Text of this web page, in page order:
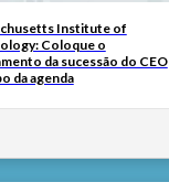
Institute of
Coloque o
da sucessão do CEO
da agenda